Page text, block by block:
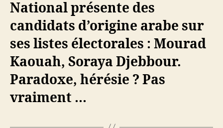
National présente des
candidats d’origine arabe sur
ses listes électorales : Mourad
Kaouah, Soraya Djebbour.
Paradoxe, hérésie ? Pas
vraiment …